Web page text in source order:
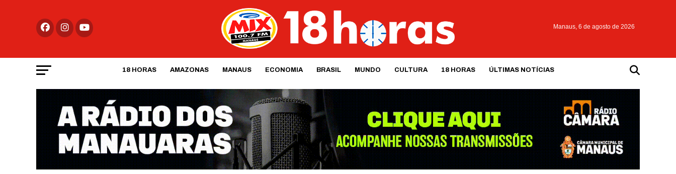
Manaus, 6 de agosto de 2026
18 HORAS AMAZONAS MANAUS ECONOMIA BRASIL MUNDO CULTURA 18 HORAS ÚLTIMAS NOTÍCIAS